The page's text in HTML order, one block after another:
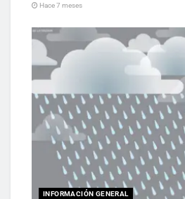
Hace 7 meses
INFORMACIÓN GENERAL